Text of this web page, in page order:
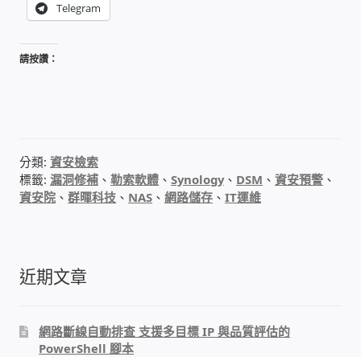
WIFI Wi-Fi 無線熱點 無線網路
網路硬體設備
虛擬機 Virtual machine VirtualBox Hyper-V
VMware
TP-Link TAIWAN(普聯技術)
Telegram
請按讚：
分類:資安檢索
標籤:漏洞修補 、勒索軟體 、Synology、 DSM 、資安預警 、
資安院 、群暉科技 、 NAS 、網路儲存 、IT運維
近期文章
網路斷線自動排查 支援多目標 IP 與品質評估的
PowerShell 腳本